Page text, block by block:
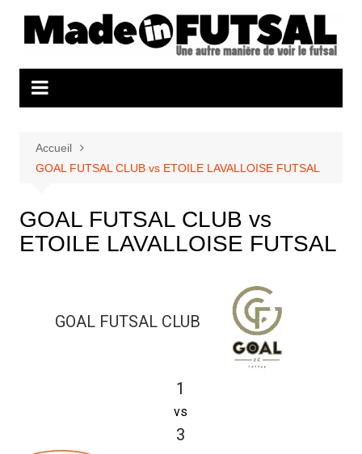
Accueil
GOAL FUTSAL CLUB vs ETOILE LAVALLOISE FUTSAL
GOAL FUTSAL CLUB vs
ETOILE LAVALLOISE FUTSAL
GOAL FUTSAL CLUB
1
vs
3